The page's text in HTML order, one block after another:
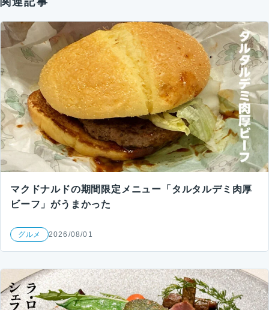
マクドナルドの期間限定メニュー「タルタルデミ肉厚
ビーフ」がうまかった
グルメ 2026/08/01